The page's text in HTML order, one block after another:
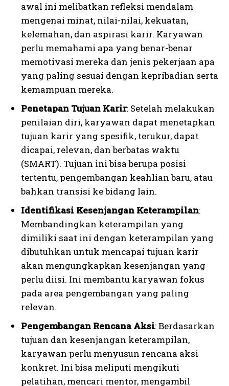
awal ini melibatkan refleksi mendalam
mengenai minat, nilai-nilai, kekuatan,
kelemahan, dan aspirasi karir. Karyawan
perlu memahami apa yang benar-benar
memotivasi mereka dan jenis pekerjaan apa
yang paling sesuai dengan kepribadian serta
kemampuan mereka.
Penetapan Tujuan Karir: Setelah melakukan
penilaian diri, karyawan dapat menetapkan
tujuan karir yang spesifik, terukur, dapat
dicapai, relevan, dan berbatas waktu
(SMART). Tujuan ini bisa berupa posisi
tertentu, pengembangan keahlian baru, atau
bahkan transisi ke bidang lain.
Identifikasi Kesenjangan Keterampilan:
Membandingkan keterampilan yang
dimiliki saat ini dengan keterampilan yang
dibutuhkan untuk mencapai tujuan karir
akan mengungkapkan kesenjangan yang
perlu diisi. Ini membantu karyawan fokus
pada area pengembangan yang paling
relevan.
Pengembangan Rencana Aksi: Berdasarkan
tujuan dan kesenjangan keterampilan,
karyawan perlu menyusun rencana aksi
konkret. Ini bisa meliputi mengikuti
pelatihan, mencari mentor, mengambil